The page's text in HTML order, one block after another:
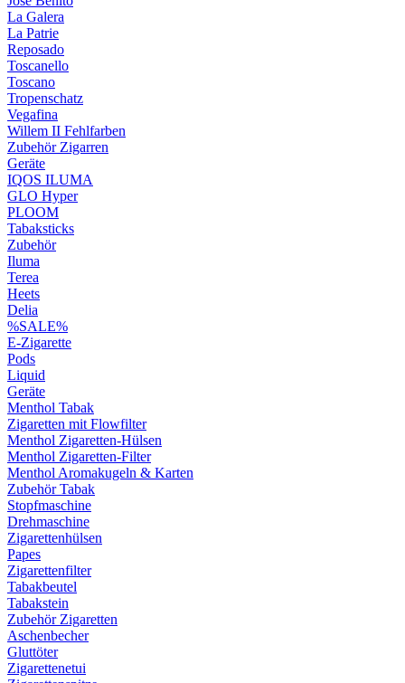
La Galera
La Patrie
Reposado
Toscanello
Toscano
Tropenschatz
Vegafina
Willem II Fehlfarben
Zubehör Zigarren
Geräte
IQOS ILUMA
GLO Hyper
PLOOM
Tabaksticks
Zubehör
Iluma
Terea
Heets
Delia
%SALE%
E-Zigarette
Pods
Liquid
Geräte
Menthol Tabak
Zigaretten mit Flowfilter
Menthol Zigaretten-Hülsen
Menthol Zigaretten-Filter
Menthol Aromakugeln & Karten
Zubehör Tabak
Stopfmaschine
Drehmaschine
Zigarettenhülsen
Papes
Zigarettenfilter
Tabakbeutel
Tabakstein
Zubehör Zigaretten
Aschenbecher
Gluttöter
Zigarettenetui